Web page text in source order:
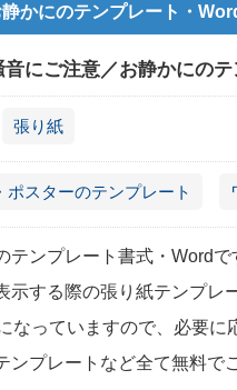
静かにのテンプレート・
音にご注意／お静かにの
張り紙
ポスターのテンプレート
ンプレート書式・Wordで
する際の張り紙テンプレ
なっていますので、必要に
プレートなど全て無料で